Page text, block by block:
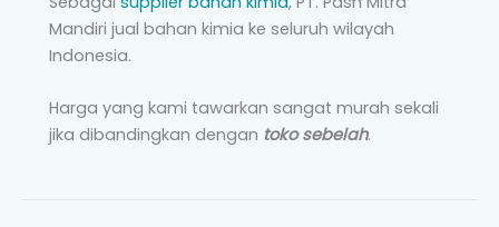
Mandiri jual bahan kimia ke seluruh wilayah
Indonesia.
Harga yang kami tawarkan sangat murah sekali
jika dibandingkan dengan toko sebelah.